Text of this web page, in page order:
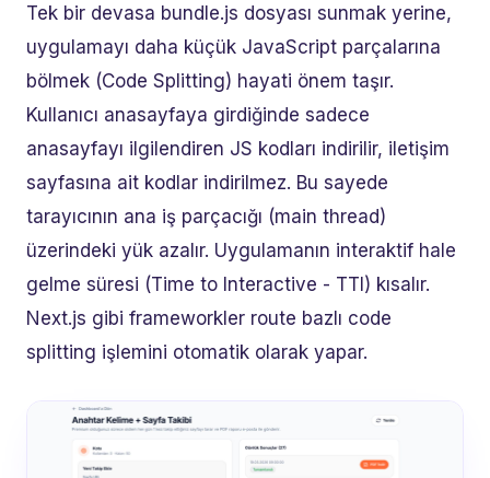
Tek bir devasa bundle.js dosyası sunmak yerine,
uygulamayı daha küçük JavaScript parçalarına
bölmek (Code Splitting) hayati önem taşır.
Kullanıcı anasayfaya girdiğinde sadece
anasayfayı ilgilendiren JS kodları indirilir, iletişim
sayfasına ait kodlar indirilmez. Bu sayede
tarayıcının ana iş parçacığı (main thread)
üzerindeki yük azalır. Uygulamanın interaktif hale
gelme süresi (Time to Interactive - TTI) kısalır.
Next.js gibi frameworkler route bazlı code
splitting işlemini otomatik olarak yapar.